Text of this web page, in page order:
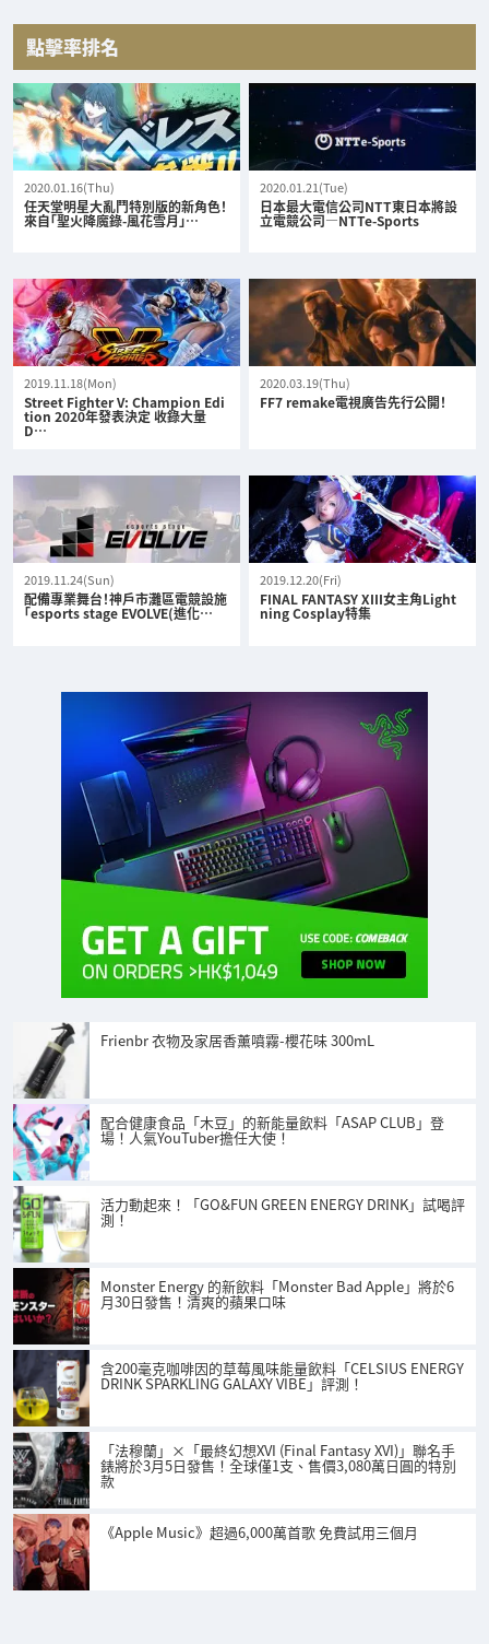
點擊率排名
2020.01.16(Thu)
任天堂明星大亂鬥特別版的新角色！
來自「聖火降魔錄-風花雪月」…
2020.01.21(Tue)
日本最大電信公司NTT東日本將設
立電競公司—NTTe-Sports
2019.11.18(Mon)
Street Fighter V: Champion Edi
tion 2020年發表決定 收錄大量
D…
2020.03.19(Thu)
FF7 remake電視廣告先行公開！
2019.11.24(Sun)
配備專業舞台！神戶市灘區電競設施
「esports stage EVOLVE(進化…
2019.12.20(Fri)
FINAL FANTASY XIII女主角Light
ning Cosplay特集
Frienbr 衣物及家居香薰噴霧-櫻花味 300mL
配合健康食品「木豆」的新能量飲料「ASAP CLUB」登
場！人氣YouTuber擔任大使！
活力動起來！「GO&FUN GREEN ENERGY DRINK」試喝評
測！
Monster Energy 的新飲料「Monster Bad Apple」將於6
月30日發售！清爽的蘋果口味
含200毫克咖啡因的草莓風味能量飲料「CELSIUS ENERGY
DRINK SPARKLING GALAXY VIBE」評測！
「法穆蘭」×「最終幻想XVI (Final Fantasy XVI)」聯名手
錶將於3月5日發售！全球僅1支、售價3,080萬日圓的特別
款
《Apple Music》超過6,000萬首歌 免費試用三個月